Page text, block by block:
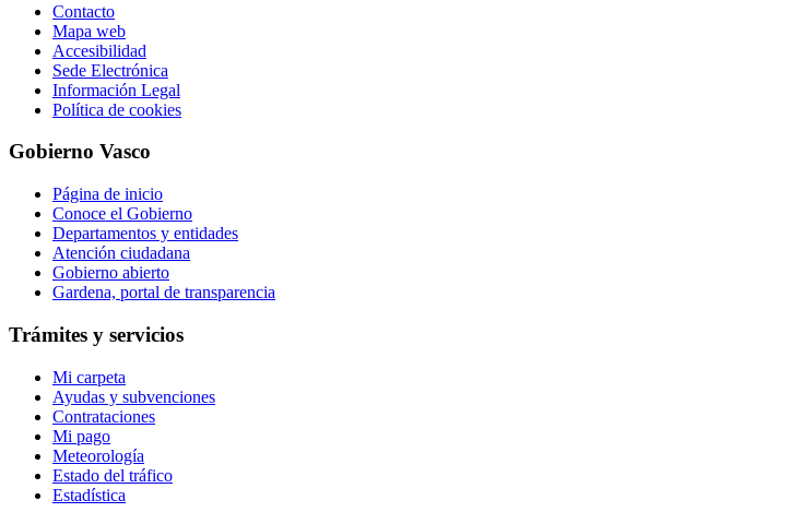
Contacto
Mapa web
Accesibilidad
Sede Electrónica
Información Legal
Política de cookies
Gobierno Vasco
Página de inicio
Conoce el Gobierno
Departamentos y entidades
Atención ciudadana
Gobierno abierto
Gardena, portal de transparencia
Trámites y servicios
Mi carpeta
Ayudas y subvenciones
Contrataciones
Mi pago
Meteorología
Estado del tráfico
Estadística